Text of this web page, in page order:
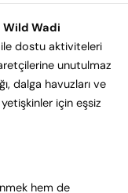
Wild Wadi
dostu aktiviteleri
unutulmaz
dalga havuzları ve
için eşsiz
hem de